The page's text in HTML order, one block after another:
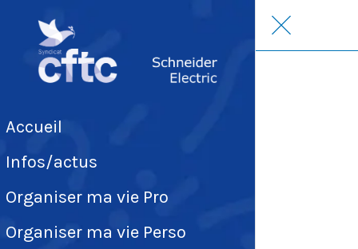
Accueil
Infos/actus
Organiser ma vie Pro
Organiser ma vie Perso